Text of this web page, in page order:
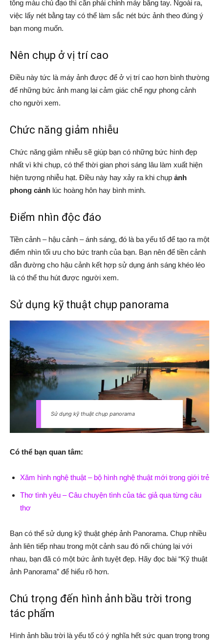
tông màu chủ đạo thì cần phải chỉnh máy bằng tay. Ngoài ra,
việc lấy nét bằng tay có thể làm sắc nét bức ảnh theo đúng ý
bạn mong muốn.
Nên chụp ở vị trí cao
Điều này tức là máy ảnh được để ở vị trí cao hơn bình thường
để những bức ảnh mang lại cảm giác chế ngự phong cảnh
cho người xem.
Chức năng giảm nhiễu
Chức năng giảm nhiễu sẽ giúp bạn có những bức hình đẹp
nhất vì khi chụp, có thể thời gian phơi sáng lâu làm xuất hiện
hiện tượng nhiễu hạt. Điều này hay xảy ra khi chụp ảnh
phong cảnh lúc hoàng hôn hay bình minh.
Điểm nhìn độc đáo
Tiền cảnh – hậu cảnh – ánh sáng, đó là ba yếu tố để tạo ra một
điểm nhìn tối ưu cho bức tranh của bạn. Bạn nên để tiền cảnh
dẫn đường cho hậu cảnh kết hợp sử dụng ánh sáng khéo léo
là có thể thu hút được người xem.
Sử dụng kỹ thuật chụp panorama
Sử dụng kỹ thuật chụp panorama
Có thể bạn quan tâm:
Xăm hình nghệ thuật – bộ hình nghệ thuật mới trong giới trẻ
Thơ tình yêu – Câu chuyện tình của tác giả qua từng câu
thơ
Bạn có thể sử dụng kỹ thuật ghép ảnh Panorama. Chụp nhiều
ảnh liên tiếp nhau trong một cảnh sau đó nối chúng lại với
nhau, bạn đã có một bức ảnh tuyệt đẹp. Hãy đọc bài “Kỹ thuật
ảnh Panorama” để hiểu rõ hơn.
Chú trọng đến hình ảnh bầu trời trong
tác phẩm
Hình ảnh bầu trời là yếu tố có ý nghĩa hết sức quan trọng trong